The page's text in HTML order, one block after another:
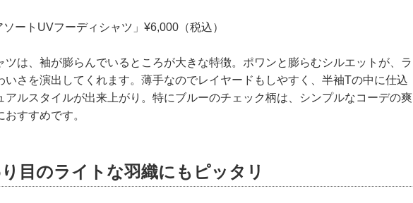
ートUVフーディシャツ」¥6,000（税込）
ツは、袖が膨らんでいるところが大きな特徴。ポワンと膨らむシルエットが、ラ
いさを演出してくれます。薄手なのでレイヤードもしやすく、半袖Tの中に仕込
アルスタイルが出来上がり。特にブルーのチェック柄は、シンプルなコーデの爽
すすめです。
目のライトな羽織にもピッタリ